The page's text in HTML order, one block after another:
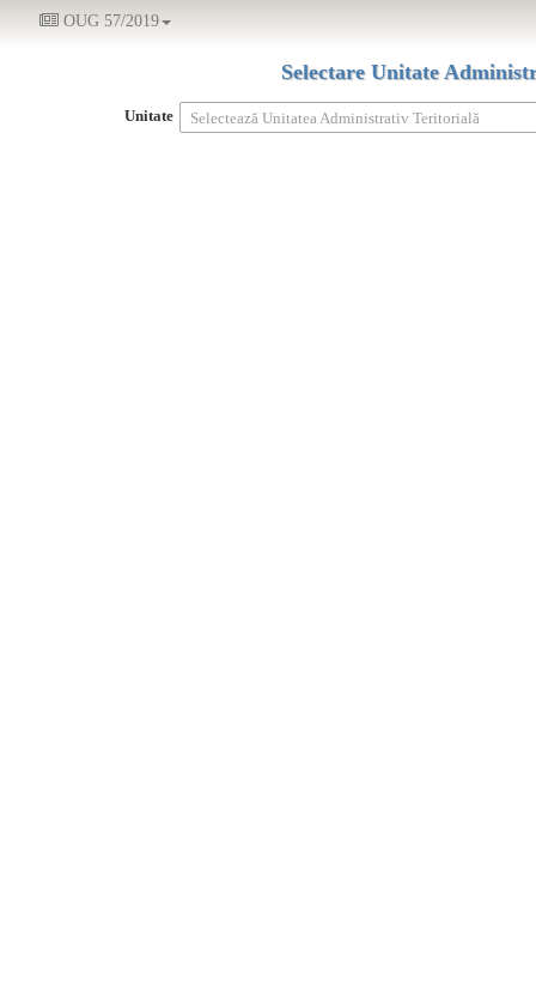
OUG 57/2019
Selectare Unitate
Unitate Selectează Unitatea Administrativ Teritorială